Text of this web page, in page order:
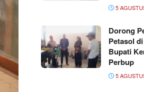
5
Dorong
Petasol
Bupati
Perbup
5